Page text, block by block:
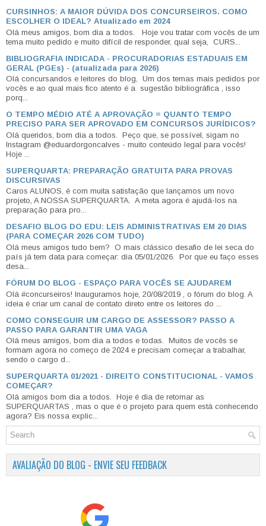
CURSINHOS: A MAIOR DÚVIDA DOS CONCURSEIROS. COMO
ESCOLHER O IDEAL? Atualizado em 2024
Olá meus amigos, bom dia a todos. Hoje vou tratar com vocês de um
tema muito pedido e muito difícil de responder, qual seja, CURS...
BIBLIOGRAFIA INDICADA - PROCURADORIAS ESTADUAIS EM
GERAL (PGEs) - (atualizada para 2026)
Olá concursandos e leitores do blog, Um dos temas mais pedidos por
vocês e ao qual mais fico atento é a sugestão bibliográfica , isso
porq...
O TEMPO MÉDIO ATÉ A APROVAÇÃO = QUANTO TEMPO
PRECISO PARA SER APROVADO EM CONCURSOS JURÍDICOS?
Olá queridos, bom dia a todos. Peço que, se possível, sigam no
Instagram @eduardorgoncalves - muito conteúdo legal para vocês!
Hoje ...
SUPERQUARTA: PREPARAÇÃO GRATUITA PARA PROVAS
DISCURSIVAS
Caros ALUNOS, é com muita satisfação que lançamos um novo
projeto, A NOSSA SUPERQUARTA. A meta agora é ajudá-los na
preparação para pro...
DESAFIO BLOG DO EDU: LEIS ADMINISTRATIVAS EM 20 DIAS
(PARA COMEÇAR 2026 COM TUDO)
Olá meus amigos tudo bem? O mais clássico desafio de lei seca do
país já tem data para começar: dia 05/01/2026. Por que eu faço esses
desa...
FÓRUM DO BLOG - ESPAÇO PARA VOCÊS SE AJUDAREM
Olá #concurseiros! Inauguramos hoje, 20/08/2019 , o fórum do blog. A
ideia é criar um canal de contato direto entre os leitores do ...
COMO CONSEGUIR UM CARGO DE ASSESSOR? PASSO A
PASSO PARA GARANTIR UMA VAGA
Olá meus amigos, bom dia a todos e todas. Muitos de vocês se
formam agora no começo de 2024 e precisam começar a trabalhar,
sendo o cargo d...
SUPERQUARTA 01/2021 - DIREITO CONSTITUCIONAL - VAMOS
COMEÇAR?
Olá amigos bom dia a todos. Hoje é dia de retomar as
SUPERQUARTAS , mas o que é o projeto para quem está conhecendo
agora? Eis nossa explic...
AVALIAÇÃO DO BLOG - ENVIE SEU FEEDBACK